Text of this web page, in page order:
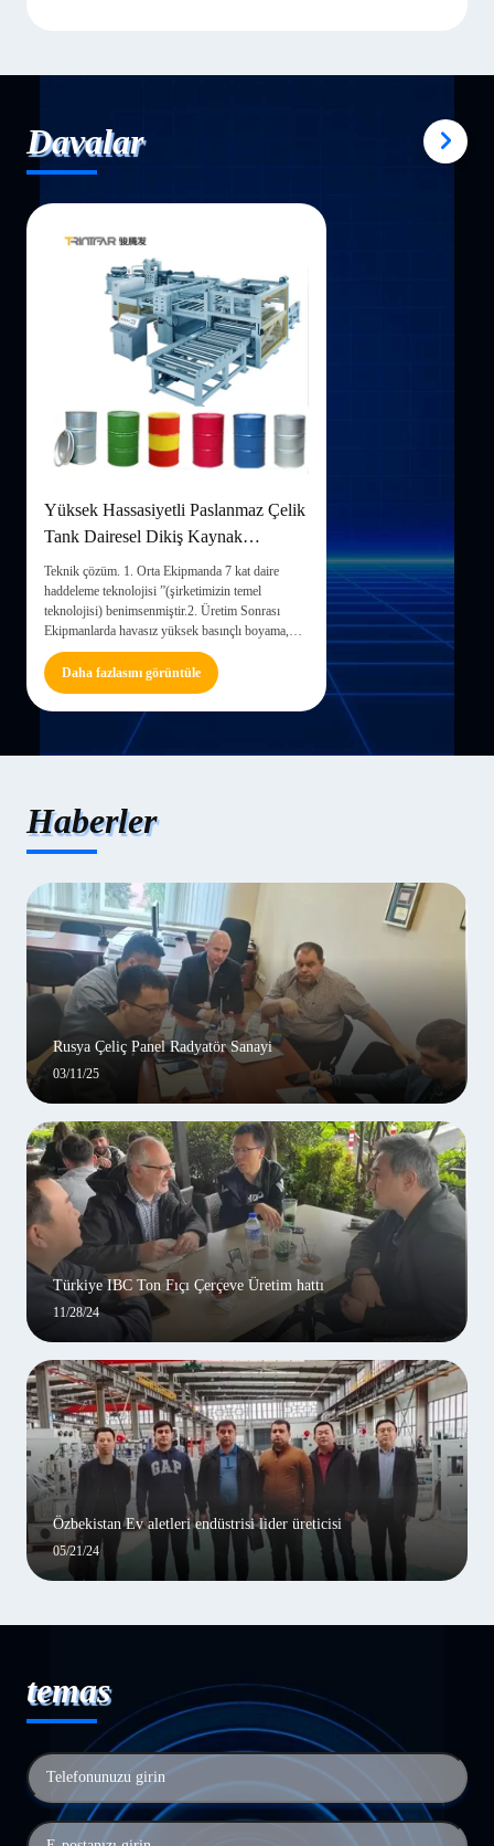
Davalar
Yüksek Hassasiyetli Paslanmaz Çelik
Tank Dairesel Dikiş Kaynak
Makinesi Çelik Varil Üretim Hattı
Teknik çözüm. 1. Orta Ekipmanda 7 kat daire
haddeleme teknolojisi ”(şirketimizin temel
teknolojisi) benimsenmiştir.2. Üretim Sonrası
Ekipmanlarda havasız yüksek basınçlı boyama,
yakıtla ısıtma benimsenmiştir.Otomatik üretim
hattı, sadece 11 işçi gereklidir.3. Ön Ekipmanda,
her 55 Galon çelik için %3...
Daha fazlasını görüntüle
Haberler
Rusya Çeliç Panel Radyatör Sanayi
03/11/25
Türkiye IBC Ton Fıçı Çerçeve Üretim hattı
11/28/24
Özbekistan Ev aletleri endüstrisi lider üreticisi
05/21/24
temas